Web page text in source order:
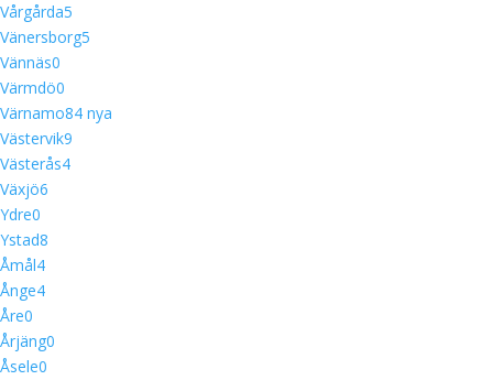
Vårgårda5
Vänersborg5
Vännäs0
Värmdö0
Värnamo84 nya
Västervik9
Västerås4
Växjö6
Ydre0
Ystad8
Åmål4
Ånge4
Åre0
Årjäng0
Åsele0